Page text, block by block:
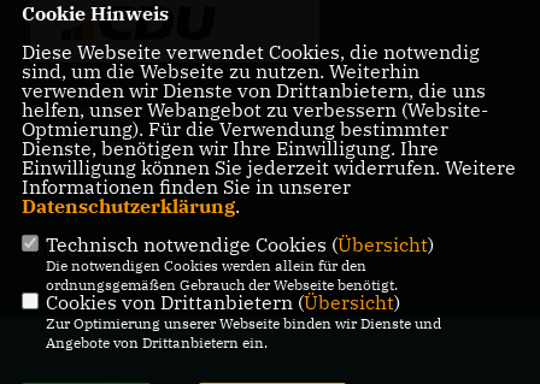
Landtagsabgeordnete der CDU Fraktion im Landtag
Brandenburg
IMPRESSUM DATENSCHUTZ KONTAKT
@2026 Bürgerbüro Kristy Augustin,
Cookie Hinweis
Diese Webseite verwendet Cookies, die notwendig
sind, um die Webseite zu nutzen. Weiterhin
verwenden wir Dienste von Drittanbietern, die uns
helfen, unser Webangebot zu verbessern (Website-
Optmierung). Für die Verwendung bestimmter
Dienste, benötigen wir Ihre Einwilligung. Ihre
Einwilligung können Sie jederzeit widerrufen. Weitere
Informationen finden Sie in unserer
Datenschutzerklärung.
Technisch notwendige Cookies (Übersicht)
Die notwendigen Cookies werden allein für den
ordnungsgemäßen Gebrauch der Webseite benötigt.
Cookies von Drittanbietern (Übersicht)
Zur Optimierung unserer Webseite binden wir Dienste und
Angebote von Drittanbietern ein.